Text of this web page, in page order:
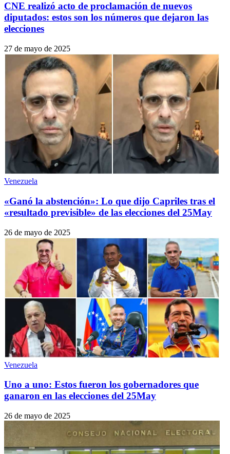
CNE realizó acto de proclamación de nuevos
diputados: estos son los números que dejaron las
elecciones
27 de mayo de 2025
Venezuela
«Ganó la abstención»: Lo que dijo Capriles tras el
«resultado previsible» de las elecciones del 25May
26 de mayo de 2025
Venezuela
Uno a uno: Estos fueron los gobernadores que
ganaron en las elecciones del 25May
26 de mayo de 2025